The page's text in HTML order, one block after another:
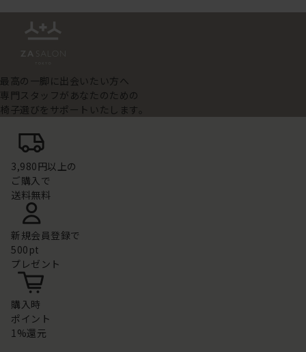
最高の一脚に出会いたい方へ
専門スタッフがあなたのための
椅子選びをサポートいたします。
3,980円以上の
ご購入で
送料無料
新規会員登録で
500pt
プレゼント
購入時
ポイント
1%還元